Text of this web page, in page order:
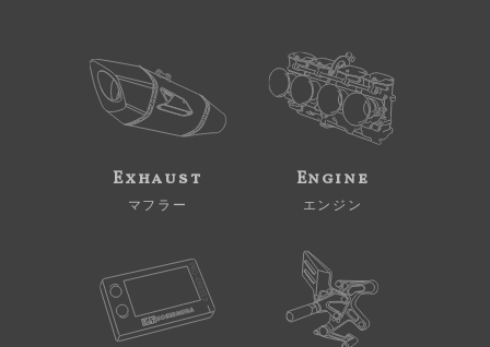
Exhaust
マフラー
Engine
エンジン